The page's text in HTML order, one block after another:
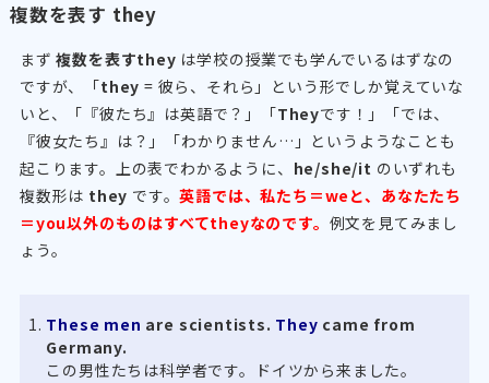
複数を表す they
まず 複数を表すthey は学校の授業でも学んでいるはずなの
ですが、「they = 彼ら、それら」という形でしか覚えていな
いと、「『彼たち』は英語で？」「Theyです！」「では、
『彼女たち』は？」「わかりません…」というようなことも
起こります。上の表でわかるように、 he/she/it のいずれも
複数形は they です。英語では、私たち＝weと、あなたたち
＝you以外のものはすべてtheyなのです。 例文を見てみまし
ょう。
These men are scientists. They came from
Germany.
この男性たちは科学者です。ドイツから来ました。